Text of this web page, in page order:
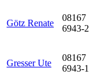
Götz Renate
08167
6943-
Gresser Ute
08167
6943-